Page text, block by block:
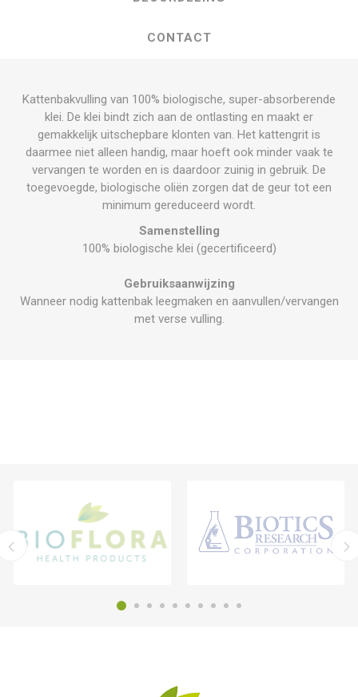
CONTACT
Kattenbakvulling van 100% biologische, super-absorberende
klei. De klei bindt zich aan de ontlasting en maakt er
gemakkelijk uitschepbare klonten van. Het kattengrit is
daarmee niet alleen handig, maar hoeft ook minder vaak te
vervangen te worden en is daardoor zuinig in gebruik. De
toegevoegde, biologische oliën zorgen dat de geur tot een
minimum gereduceerd wordt.
Samenstelling
100% biologische klei (gecertificeerd)
Gebruiksaanwijzing
Wanneer nodig kattenbak leegmaken en aanvullen/vervangen
met verse vulling.